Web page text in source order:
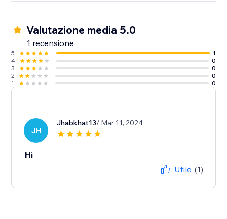
Valutazione media 5.0
1 recensione
5
1
4
0
3
0
2
0
1
0
JH
Jhabkhat13/ Mar 11, 2024
Hi
Utile (1)